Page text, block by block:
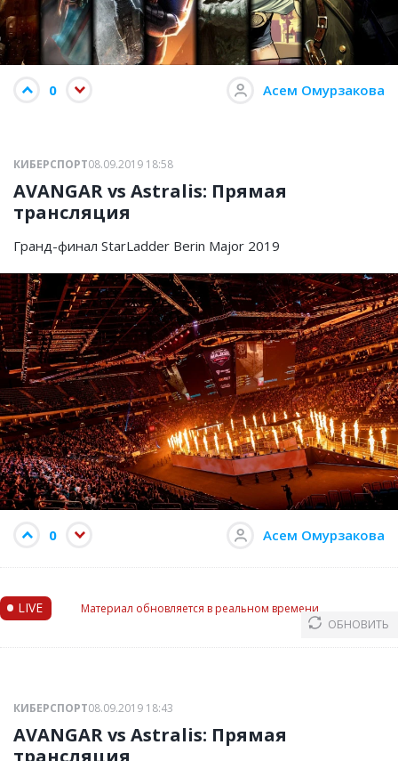
0 Асем Омурзакова
КИБЕРСПОРТ08.09.2019 18:58
AVANGAR vs Astralis: Прямая
трансляция
Гранд-финал StarLadder Berin Major 2019
0 Асем Омурзакова
• LIVE
Материал обновляется в реальном времени
ОБНОВИТЬ
КИБЕРСПОРТ08.09.2019 18:43
AVANGAR vs Astralis: Прямая
трансляция